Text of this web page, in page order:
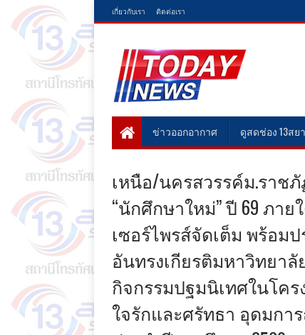
เกี่ยวกับเรา ติดต่อเรา
ข่าวออกอากาศ ดูสดช่อง 13สย
เหนือ/นครสวรรค์ม.ราช
“นักศึกษาใหม่” ปี 69 ภาย
เซอร์ไพรส์จัดเต็ม พร้อ
อันทรงเกียรติมหาวิทยา
กิจกรรมปฐมนิเทศในโค
ใจรักและศรัทธา อุดมก